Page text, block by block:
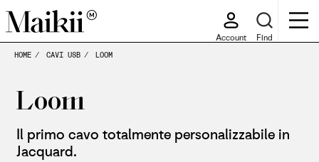
Account Find
HOME CAVI USB LOOM
Loom
Il primo cavo totalmente personalizzabile in
Jacquard.